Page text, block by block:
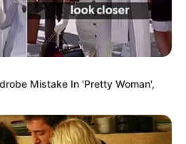
Mistake In 'Pretty Woman',